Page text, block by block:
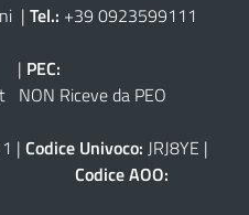
| Tel.: +39 0923599111
PEC:
NON Riceve da PEO
| Codice Univoco: JRJ8YE |
Codice AOO: